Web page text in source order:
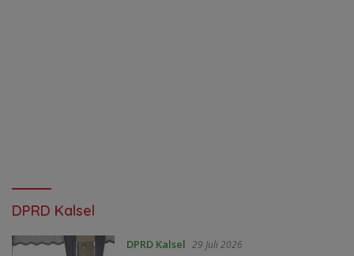
DPRD Kalsel
DPRD Kalsel 29 Juli 2026